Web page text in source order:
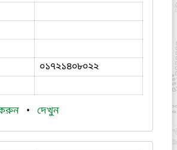
০১৭২১৪০৮০২২
করুন • দেখুন